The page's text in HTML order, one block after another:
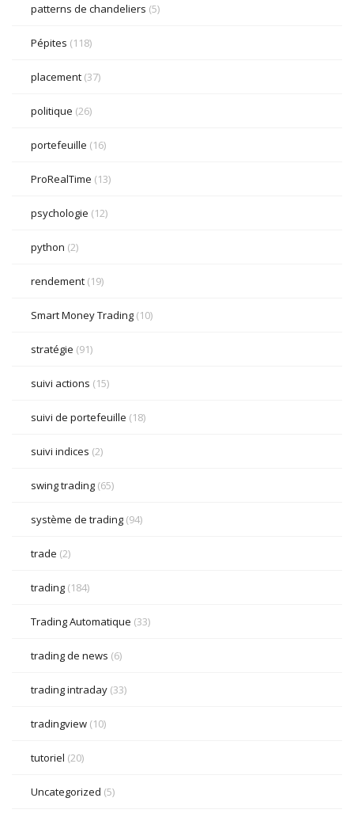
patterns de chandeliers (5)
Pépites (118)
placement (37)
politique (26)
portefeuille (16)
ProRealTime (13)
psychologie (12)
python (2)
rendement (19)
Smart Money Trading (10)
stratégie (91)
suivi actions (15)
suivi de portefeuille (18)
suivi indices (2)
swing trading (65)
système de trading (94)
trade (2)
trading (184)
Trading Automatique (33)
trading de news (6)
trading intraday (33)
tradingview (10)
tutoriel (20)
Uncategorized (5)